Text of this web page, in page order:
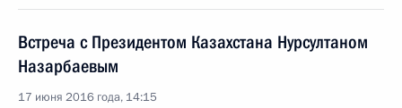
Встреча с Президентом Казахстана Нурсултаном
Назарбаевым
17 июня 2016 года, 14:15